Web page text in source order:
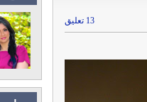
13 تعليق